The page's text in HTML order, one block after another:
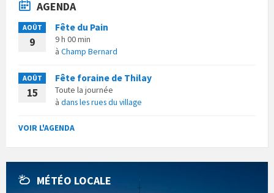
AGENDA
AOÛT
9
Fête du Pain
9 h 00 min
à Champ Bernard
AOÛT
15
Fête foraine de Thilay
Toute la journée
à dans les rues du village
VOIR L'AGENDA
MÉTÉO LOCALE